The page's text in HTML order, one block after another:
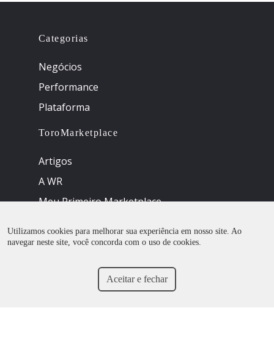
Categorias
Negócios
Performance
Plataforma
ToroMarketplace
Artigos
A WR
Meu Primeiro Marketplace
Todos os direitos reservados
Utilizamos cookies para melhorar sua experiência em nosso site. Ao
navegar neste site, você concorda com o uso de cookies.
Aceitar e fechar